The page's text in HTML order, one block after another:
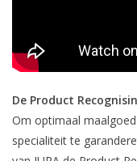
De Product
Om optimaal
specialiteit te